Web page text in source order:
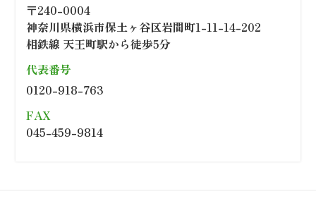
〒240-0004
神奈川県横浜市保土ヶ谷区岩間町1-11-14-202
相鉄線 天王町駅から徒歩5分
代表番号
0120-918-763
FAX
045-459-9814